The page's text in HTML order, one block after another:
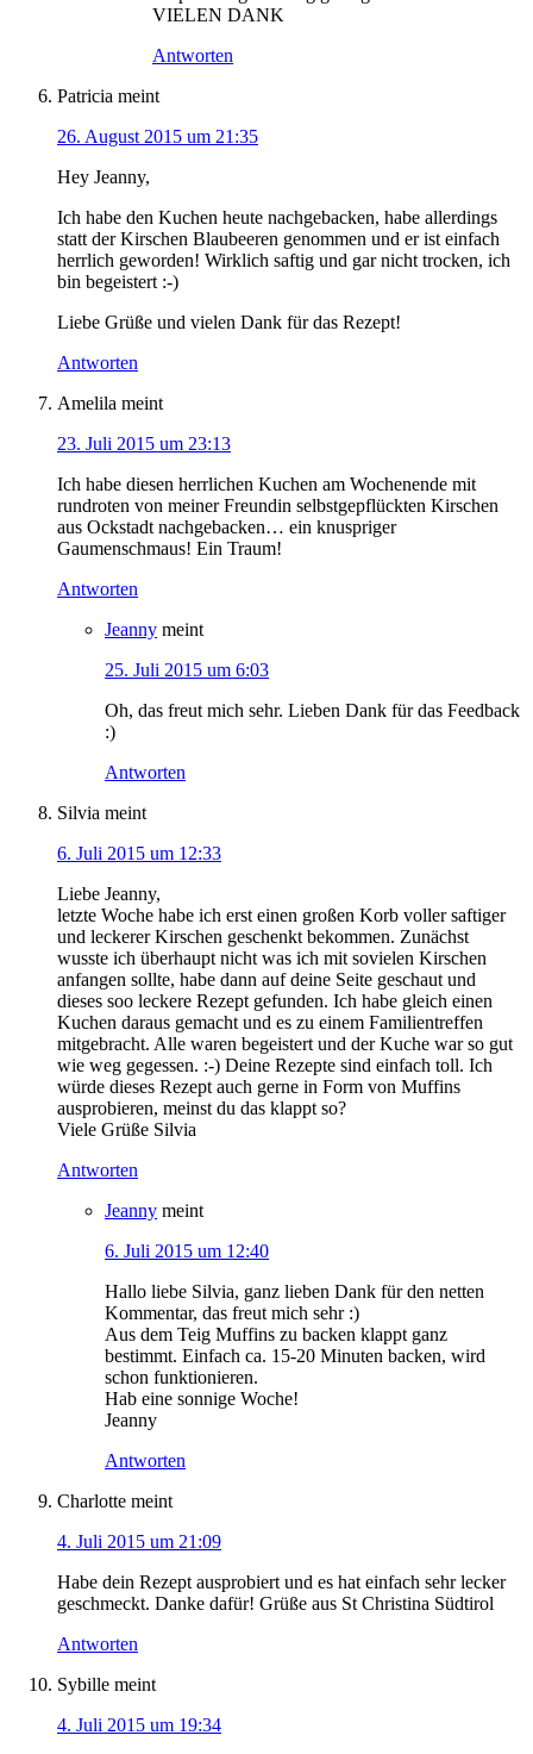
VIELEN DANK
Antworten
Patricia meint
26. August 2015 um 21:35
Hey Jeanny,
Ich habe den Kuchen heute nachgebacken, habe allerdings
statt der Kirschen Blaubeeren genommen und er ist einfach
herrlich geworden! Wirklich saftig und gar nicht trocken, ich
bin begeistert :-)
Liebe Grüße und vielen Dank für das Rezept!
Antworten
Amelila meint
23. Juli 2015 um 23:13
Ich habe diesen herrlichen Kuchen am Wochenende mit
rundroten von meiner Freundin selbstgepflückten Kirschen
aus Ockstadt nachgebacken… ein knuspriger
Gaumenschmaus! Ein Traum!
Antworten
Jeanny meint
25. Juli 2015 um 6:03
Oh, das freut mich sehr. Lieben Dank für das Feedback
:)
Antworten
Silvia meint
6. Juli 2015 um 12:33
Liebe Jeanny,
letzte Woche habe ich erst einen großen Korb voller saftiger
und leckerer Kirschen geschenkt bekommen. Zunächst
wusste ich überhaupt nicht was ich mit sovielen Kirschen
anfangen sollte, habe dann auf deine Seite geschaut und
dieses soo leckere Rezept gefunden. Ich habe gleich einen
Kuchen daraus gemacht und es zu einem Familientreffen
mitgebracht. Alle waren begeistert und der Kuche war so gut
wie weg gegessen. :-) Deine Rezepte sind einfach toll. Ich
würde dieses Rezept auch gerne in Form von Muffins
ausprobieren, meinst du das klappt so?
Viele Grüße Silvia
Antworten
Jeanny meint
6. Juli 2015 um 12:40
Hallo liebe Silvia, ganz lieben Dank für den netten
Kommentar, das freut mich sehr :)
Aus dem Teig Muffins zu backen klappt ganz
bestimmt. Einfach ca. 15-20 Minuten backen, wird
schon funktionieren.
Hab eine sonnige Woche!
Jeanny
Antworten
Charlotte meint
4. Juli 2015 um 21:09
Habe dein Rezept ausprobiert und es hat einfach sehr lecker
geschmeckt. Danke dafür! Grüße aus St Christina Südtirol
Antworten
Sybille meint
4. Juli 2015 um 19:34